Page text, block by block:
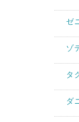
ゼ
ゾ
タ
ダ